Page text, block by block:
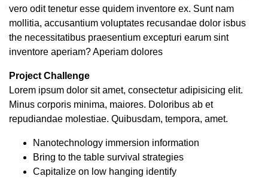
vero odit tenetur esse quidem inventore ex. Sunt nam
mollitia, accusantium voluptates recusandae dolor isbus
the necessitatibus praesentium excepturi earum sint
inventore aperiam? Aperiam dolores
Project Challenge
Lorem ipsum dolor sit amet, consectetur adipisicing elit.
Minus corporis minima, maiores. Doloribus ab et
repudiandae molestiae. Quibusdam, tempora, amet.
Nanotechnology immersion information
Bring to the table survival strategies
Capitalize on low hanging identify